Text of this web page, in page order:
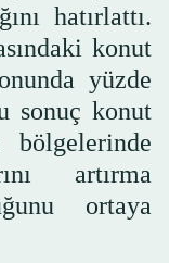
hatırlattı.
konut
yüzde
sonuç konut
bölgelerinde
artırma
ortaya